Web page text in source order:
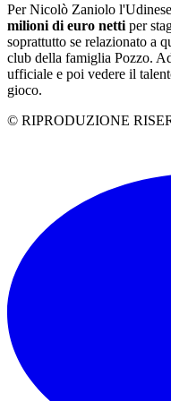
Per Nicolò Zaniolo
milioni di euro netti per
soprattutto se relazionato a
club della famiglia Pozzo.
ufficiale e poi vedere il
gioco.
© RIPRODUZIONE